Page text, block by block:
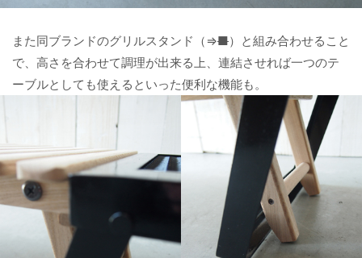
また同ブランドのグリルスタンド（⇒■）と組み合わせること
で、高さを合わせて調理が出来る上、連結させれば一つのテ
ーブルとしても使えるといった便利な機能も。